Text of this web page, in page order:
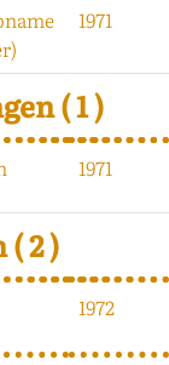
1971
( 1 )
1971
( 2 )
1972